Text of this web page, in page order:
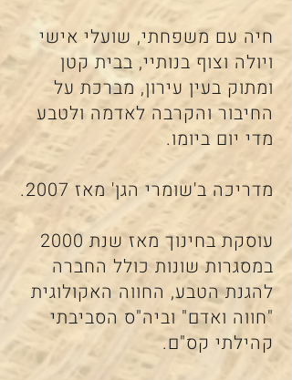
חיה עם משפחתי, שועלי אישי
ויולה וצוף בנותיי, בבית קטן
ומתוק בעין עירון, מברכת על
החיבור והקרבה לאדמה ולטבע
מדי יום ביומו.
מדריכה ב'שומרי הגן' מאז 2007.
עוסקת בחינוך מאז שנת 2000
במסגרות שונות כולל החברה
להגנת הטבע, החווה האקולוגית
"חווה ואדם" וביה"ס הסביבתי
קהילתי קס"ם.